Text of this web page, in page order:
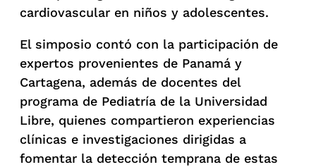
cardiovascular en niños y adolescentes.
El simposio contó con la participación de
expertos provenientes de Panamá y
Cartagena, además de docentes del
programa de Pediatría de la Universidad
Libre, quienes compartieron experiencias
clínicas e investigaciones dirigidas a
fomentar la detección temprana de estas